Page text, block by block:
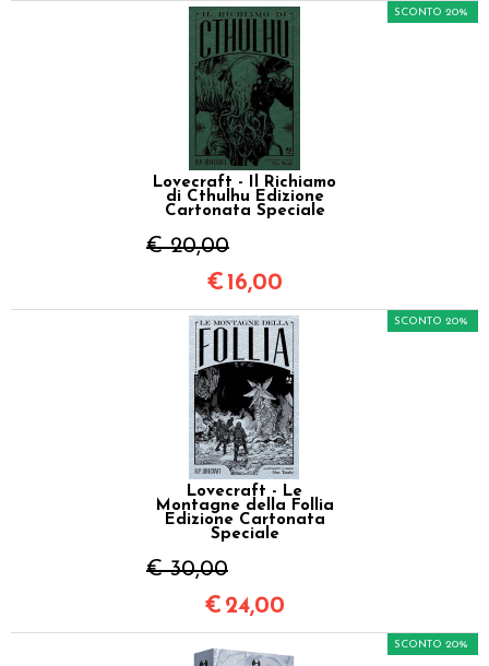
Lovecraft - Il Richiamo
di Cthulhu Edizione
Cartonata Speciale
€ 20,00
SCONTO 20%
€ 16,00
Lovecraft - Le
Montagne della Follia
Edizione Cartonata
Speciale
€ 30,00
SCONTO 20%
€ 24,00
SCONTO 20%